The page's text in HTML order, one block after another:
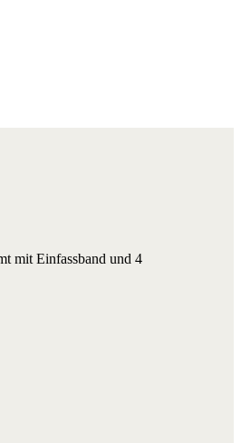
mit Einfassband und 4